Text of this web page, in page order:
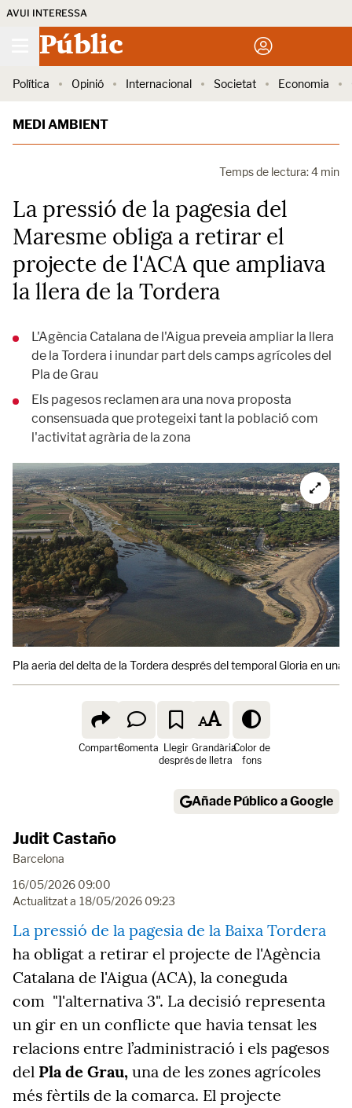
AVUI INTERESSA
Públic
Política Opinió Internacional Societat Economia
MEDI AMBIENT
Temps de lectura: 4 min
La pressió de la pagesia del
Maresme obliga a retirar el
projecte de l'ACA que ampliava
la llera de la Tordera
L'Agència Catalana de l'Aigua preveia ampliar la llera
de la Tordera i inundar part dels camps agrícoles del
Pla de Grau
Els pagesos reclamen ara una nova proposta
consensuada que protegeixi tant la població com
l'activitat agrària de la zona
Pla aeria del delta de la Tordera després del temporal Gloria en una
ComparteComenta Llegir
després
Grandària
de lletra
Color de
fons
Añade Público a Google
Judit Castaño
Barcelona
16/05/2026 09:00
Actualitzat a 18/05/2026 09:23
La pressió de la pagesia de la Baixa Tordera
ha obligat a retirar el projecte de l'Agència
Catalana de l'Aigua (ACA), la coneguda
com "l'alternativa 3". La decisió representa
un gir en un conflicte que havia tensat les
relacions entre l’administració i els pagesos
del Pla de Grau, una de les zones agrícoles
més fèrtils de la comarca. El projecte